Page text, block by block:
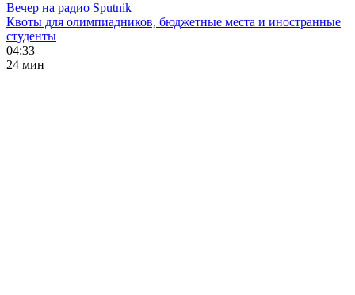
Вечер на радио Sputnik
Квоты для олимпиадников, бюджетные места и иностранные
студенты
04:33
24 мин